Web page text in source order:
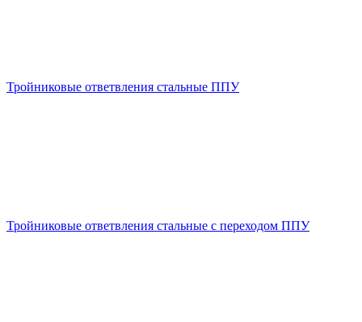
Тройниковые ответвления стальные ППУ
Тройниковые ответвления стальные с переходом ППУ